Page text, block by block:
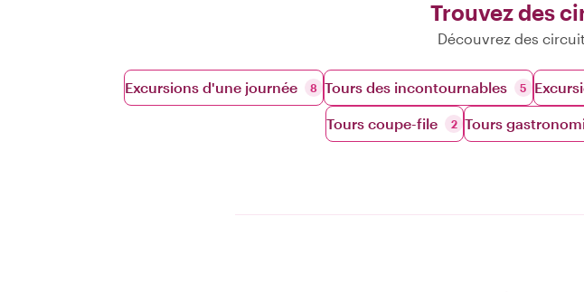
Trouvez des
Découvrez des
Excursions d'une journée 8 Tours des incontournables 5
Tours coupe-file 2 Tours